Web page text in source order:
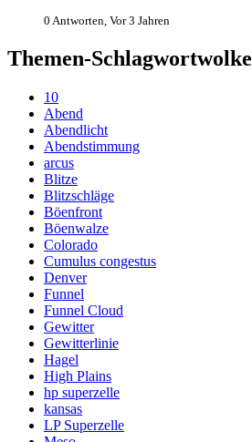
0 Antworten, Vor 3 Jahren
Themen-Schlagwortwolke
10
Abend
Abendlicht
Abendstimmung
arcus
Blitze
Blitzschläge
Böenfront
Böenwalze
Colorado
Cumulus congestus
Denver
Funnel
Funnel Cloud
Gewitter
Gewitterlinie
Hagel
High Plains
hp superzelle
kansas
LP Superzelle